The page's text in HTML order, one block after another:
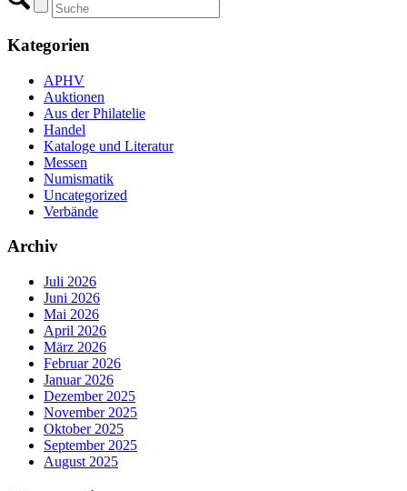
Kategorien
APHV
Auktionen
Aus der Philatelie
Handel
Kataloge und Literatur
Messen
Numismatik
Uncategorized
Verbände
Archiv
Juli 2026
Juni 2026
Mai 2026
April 2026
März 2026
Februar 2026
Januar 2026
Dezember 2025
November 2025
Oktober 2025
September 2025
August 2025